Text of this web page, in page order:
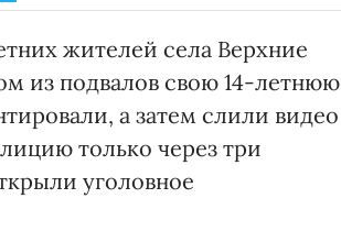
жителей села Верхние
из подвалов свою 14-летнюю
а затем слили видео
только через три
уголовное